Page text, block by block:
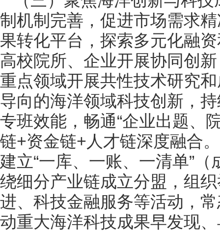
制机制完善，促进市场需求
果转化平台，探索多元化融
高校院所、企业开展协同创
重点领域开展共性技术研究
导向的海洋领域科技创新，
专班效能，畅通“企业出题、
链+资金链+人才链深度融合
建立“一库、一账、一清单”
绕细分产业链成立分盟，组
进、科技金融服务等活动，
动重大海洋科技成果早发现